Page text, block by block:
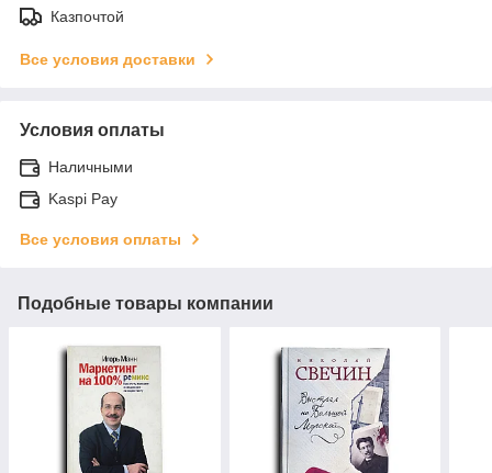
Казпочтой
Все условия доставки
Условия оплаты
Наличными
Kaspi Pay
Все условия оплаты
Подобные товары компании